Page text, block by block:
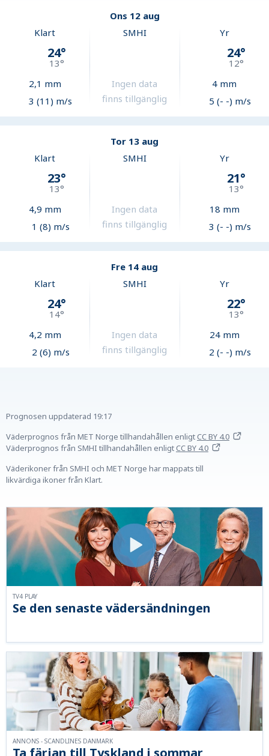
Ons 12 aug
Klart
24°
13°
2,1 mm
3 (11) m/s
SMHI
Ingen data
finns tillgänglig
Yr
24°
12°
4 mm
5 (- -) m/s
Tor 13 aug
Klart
23°
13°
4,9 mm
1 (8) m/s
SMHI
Ingen data
finns tillgänglig
Yr
21°
13°
18 mm
3 (- -) m/s
Fre 14 aug
Klart
24°
14°
4,2 mm
2 (6) m/s
SMHI
Ingen data
finns tillgänglig
Yr
22°
13°
24mm
2 (- -) m/s
Prognosen uppdaterad 19:17
Väderprognos från MET Norge tillhandahållen enligtCC BY 4.0
Väderprognos från SMHI tillhandahållen enligtCC BY 4.0
Väderikoner från SMHI och MET Norge har mappats till
likvärdiga ikoner från Klart.
Se den senaste vädersändningen
TV4 PLAY
ANNONS - SCANDLINES DANMARK